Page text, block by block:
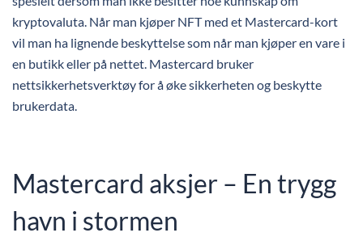
kryptovaluta. Når man kjøper NFT med et Mastercard-kort
vil man ha lignende beskyttelse som når man kjøper en vare i
en butikk eller på nettet. Mastercard bruker
nettsikkerhetsverktøy for å øke sikkerheten og beskytte
brukerdata.
Mastercard aksjer – En trygg
havn i stormen